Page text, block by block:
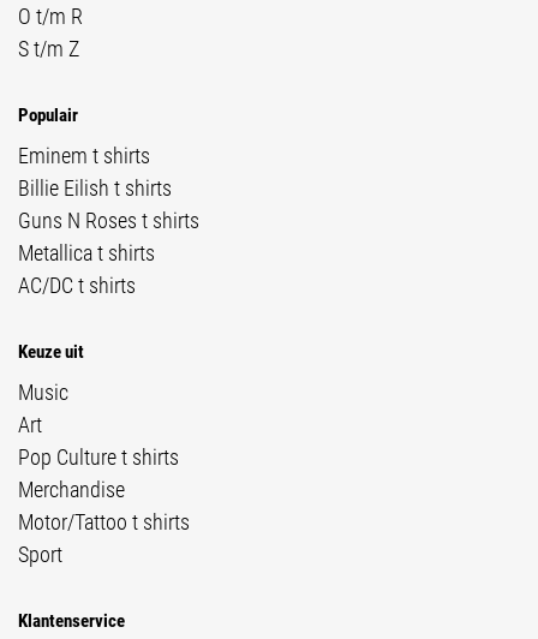
O t/m R
S t/m Z
Populair
Eminem t shirts
Billie Eilish t shirts
Guns N Roses t shirts
Metallica t shirts
AC/DC t shirts
Keuze uit
Music
Art
Pop Culture t shirts
Merchandise
Motor/Tattoo t shirts
Sport
Klantenservice